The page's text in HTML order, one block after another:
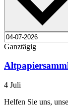
Ganztägig
4 Juli
Helfen Sie uns,